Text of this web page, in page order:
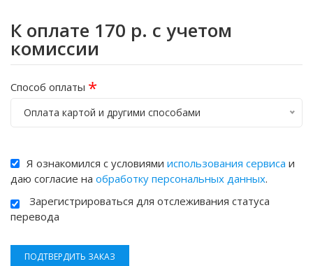
К оплате 170 р. с учетом
комиссии
Способ оплаты *
Оплата картой и другими способами
Я ознакомился с условиями использования сервиса и
даю согласие на обработку персональных данных.
Зарегистрироваться для отслеживания статуса
перевода
ПОДТВЕРДИТЬ ЗАКАЗ